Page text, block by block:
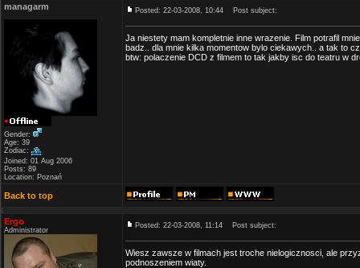
managarm
Gender:
Age: 39
Zodiac:
Joined: 01 Aug 2006
Posts: 89
Location: Poznań
Posted: 22-03-2008, 10:44 Post subject:
Ja niestety mam kompletnie inne wrazenie. Film potrafil
badz.. dla mnie kilka momentow bylo ciekawych.. a tak to
btw: polaczenie DCD z filmem to tak jakby isc do teatru w
Back to top
Ergo
Administrator
Posted: 22-03-2008, 11:14 Post subject:
Wiesz zawsze w filmach jest troche nielogicznosci, ale
podnoszeniem wiaty.